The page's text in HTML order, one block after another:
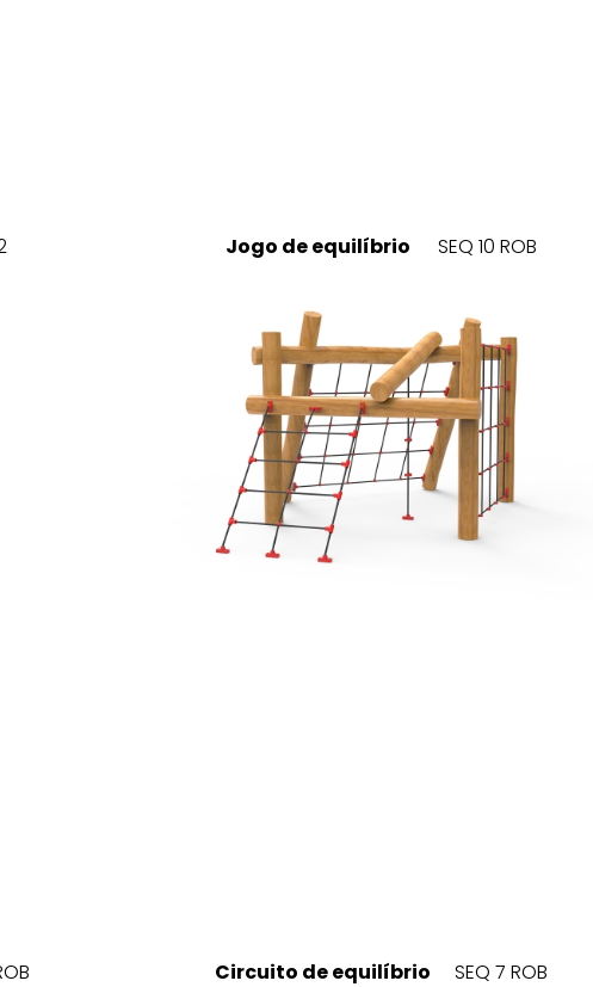
Jogo de equilíbrio SEQ 10 ROB
Circuito de equilíbrio SEQ 7 ROB